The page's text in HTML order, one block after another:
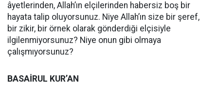
âyetlerinden, Allah’ın elçilerinden habersiz boş bir
hayata talip oluyorsunuz. Niye Allah’ın size bir şeref,
bir zikir, bir örnek olarak gönderdiği elçisiyle
ilgilenmiyorsunuz? Niye onun gibi olmaya
çalışmıyorsunuz?
BASAİRUL KUR’AN